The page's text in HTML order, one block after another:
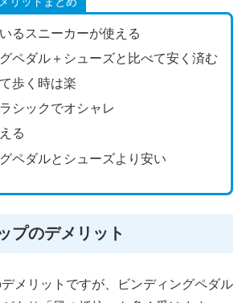
るスニーカーが使える
ペダル＋シューズと比べて安く済む
歩く時は楽
シックでオシャレ
る
ペダルとシューズより安い
プのデメリット
デメリットですが、ビンディングペダル